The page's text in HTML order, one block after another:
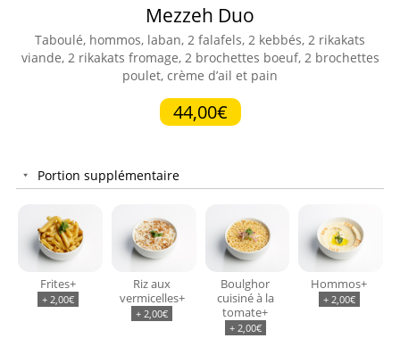
Mezzeh Duo
Taboulé, hommos, laban, 2 falafels, 2 kebbés, 2 rikakats
viande, 2 rikakats fromage, 2 brochettes boeuf, 2 brochettes
poulet, crème d’ail et pain
44,00€
Portion supplémentaire
Frites+
+ 2,00€
Riz aux
vermicelles+
+ 2,00€
Boulghor
cuisiné à la
tomate+
+ 2,00€
Hommos+
+ 2,00€